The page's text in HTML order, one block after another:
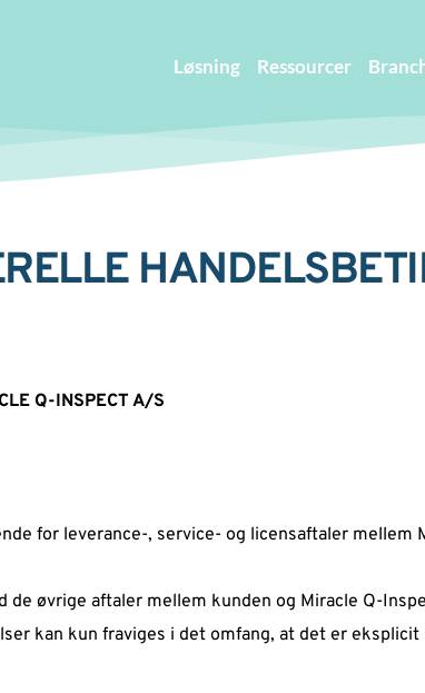
Løsning Ressourcer
Q-INSPECT A/S
for leverance-, service- og licensaftaler mellem
de øvrige aftaler mellem kunden og Miracle Q-
kan kun fraviges i det omfang, at det er